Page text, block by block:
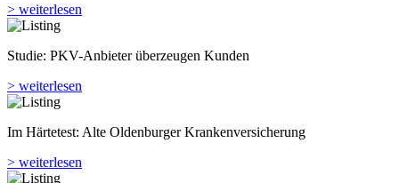
> weiterlesen
Studie: PKV-Anbieter überzeugen Kunden
> weiterlesen
Im Härtetest: Alte Oldenburger Kranken­versicherung
> weiterlesen